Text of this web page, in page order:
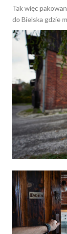
Tak więc
do Bielska gdzie